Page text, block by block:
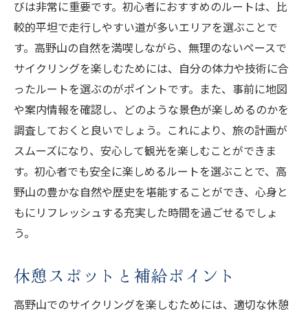
緊急連絡先とトラブル対策
装備のメンテナンスと点検
地元の人々とのコミュニケーション
高野山サイクリングで感じる季節の移ろいと風
春の高野山で桜を眺める
夏の涼しい山風を楽しむ
秋の紅葉を感じるサイクリング
冬の静寂と雪景色を体験
季節ごとの服装のポイント
四季折々の高野山の魅力
びは非常に重要です。初心者におすすめのルートは、比
較的平坦で走行しやすい道が多いエリアを選ぶことで
す。高野山の自然を満喫しながら、無理のないペースで
サイクリングを楽しむためには、自分の体力や技術に合
ったルートを選ぶのがポイントです。また、事前に地図
や案内情報を確認し、どのような景色が楽しめるのかを
調査しておくと良いでしょう。これにより、旅の計画が
スムーズになり、安心して観光を楽しむことができま
す。初心者でも安全に楽しめるルートを選ぶことで、高
野山の豊かな自然や歴史を堪能することができ、心身と
もにリフレッシュする充実した時間を過ごせるでしょ
う。
休憩スポットと補給ポイント
高野山でのサイクリングを楽しむためには、適切な休憩